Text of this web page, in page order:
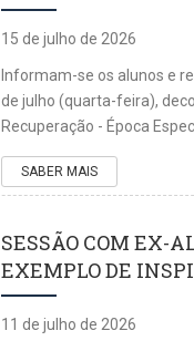
15 de julho de 2026
Informam-se os alunos e
de julho (quarta-feira),
Recuperação - Época
SABER MAIS
SESSÃO COM EX-
EXEMPLO DE
11 de julho de 2026